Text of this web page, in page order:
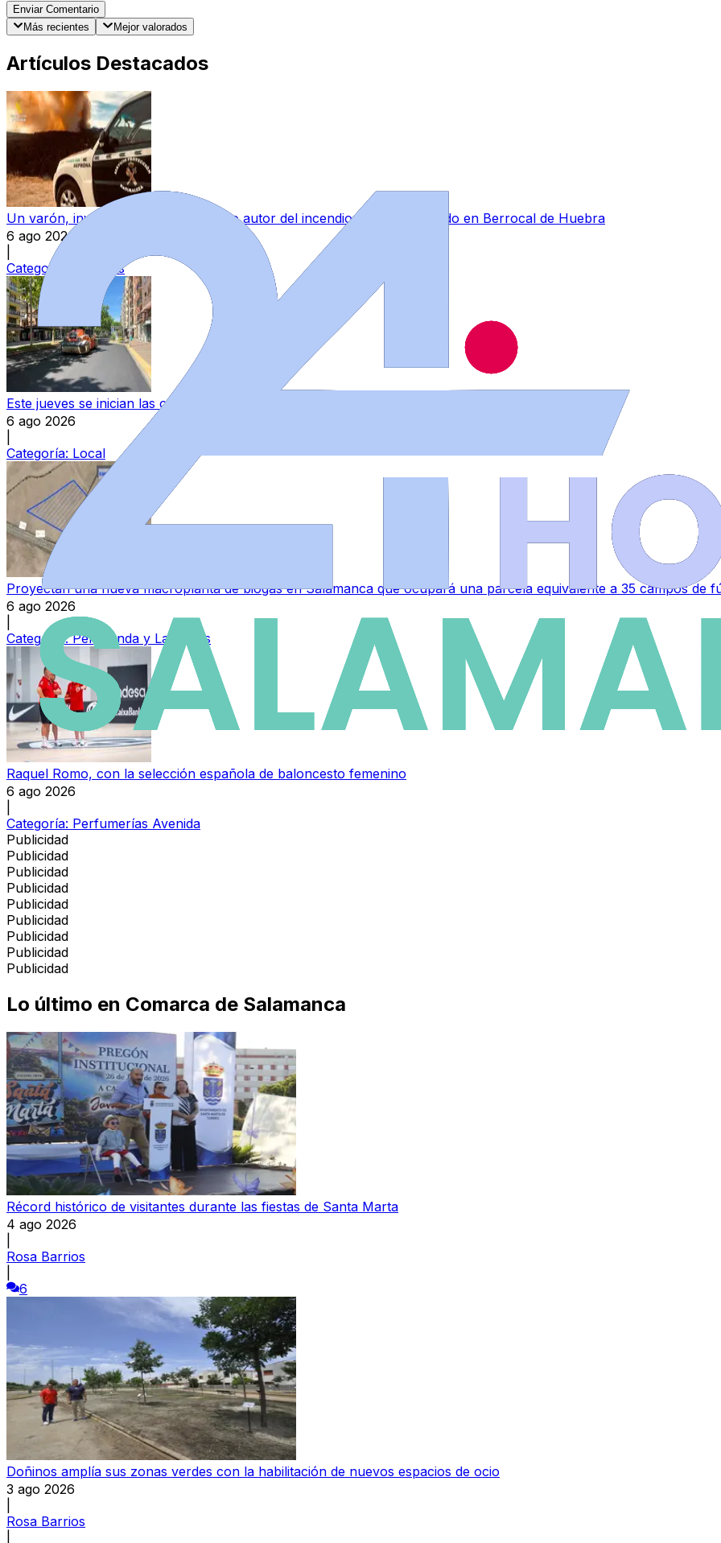
Enviar Comentario
Más recientes
Mejor valorados
Artículos Destacados
Un varón, investigado como presunto autor del incendio forestal ocurrido en Berrocal de Huebra
6 ago 2026
Categoría:
Sucesos
Este jueves se inician las obras de asfaltado en once vías de Salamanca
6 ago 2026
Categoría: Local
Proyectan una nueva macroplanta de biogás en Salamanca que ocupará una parcela equivalente a 35 campos de
6 ago 2026
Categoría:Peñaranda y Las Villas
Raquel Romo, con la selección española de baloncesto femenino
6 ago 2026
Categoría: Perfumerías Avenida
Publicidad
Publicidad
Publicidad
Publicidad
Publicidad
Publicidad
Publicidad
Publicidad
Publicidad
Lo último en Comarca de Salamanca
Récord histórico de visitantes durante las fiestas de Santa Marta
4 ago 2026
Rosa Barrios
6
Doñinos amplía sus zonas verdes con la habilitación de nuevos espacios de ocio
3 ago 2026
Rosa Barrios